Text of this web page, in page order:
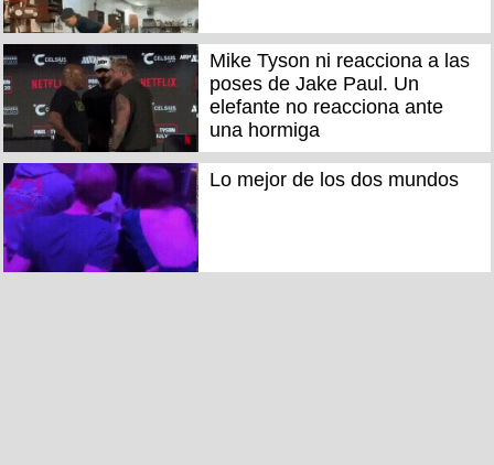
Mike Tyson ni reacciona a las
poses de Jake Paul. Un
elefante no reacciona ante
una hormiga
Lo mejor de los dos mundos